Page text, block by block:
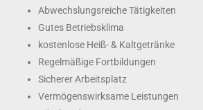
Abwechslungsreiche Tätigkeiten
Gutes Betriebsklima
kostenlose Heiß- & Kaltgetränke
Regelmäßige Fortbildungen
Sicherer Arbeitsplatz
Vermögenswirksame Leistungen